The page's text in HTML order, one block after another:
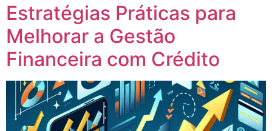
Estratégias Práticas para
Melhorar a Gestão
Financeira com Crédito